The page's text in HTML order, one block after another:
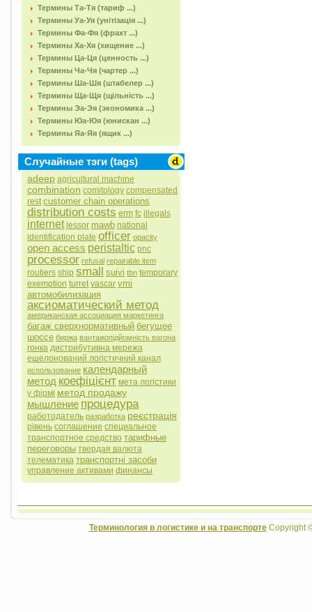
Термины Та-Тя (тариф ...)
Термины Уа-Уя (унітізація ...)
Термины Фа-Фя (фрахт ...)
Термины Ха-Хя (хищение ...)
Термины Ца-Ця (ценность ...)
Термины Ча-Чя (чартер ...)
Термины Ша-Шя (штабелер ...)
Термины Ща-Щя (щільність ...)
Термины Эа-Эя (экономика ...)
Термины Юа-Юя (юнискан ...)
Термины Яа-Яя (ящик ...)
Случайные тэги (tags)
adeep agricultural machine
combination comitology compensated
rest customer chain operations
distribution costs erm fc illegals
internet lessor mawb national
identification plate officer opacity
open access peristaltic pnc
processor refusal repairable item
routiers ship small suivi tbn temporary
exemption turret vascar vmi
автомобилизация
аксиоматический метод
американская ассоциация маркетинга
багаж сверхнормативный бегущее
шоссе биржа вантажопідйомність вагона
гонка дистрибутивна мережа
ешелонований логістичний канал
использование календарный
метод коефіцієнт мета логістики
у фірмі метод продажу
мышление процедура
работодатель разработка реєстрація
рівень соглашение специальное
транспортное средство тарифные
переговоры твердая валюта
телематика транспортні засоби
управление активами финансы
Терминология в логистике и на транспортеCopyright